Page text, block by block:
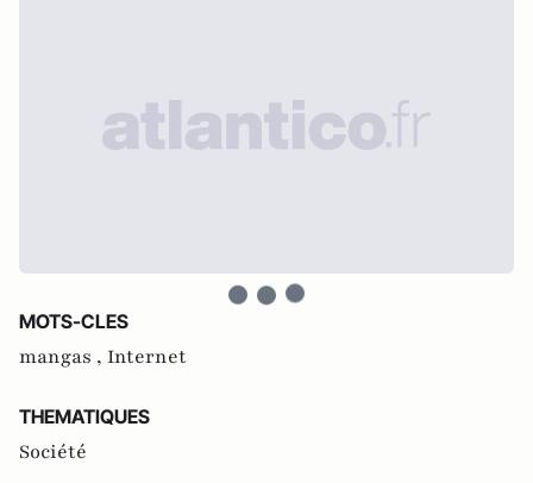
MOTS-CLES
mangas , Internet
THEMATIQUES
Société